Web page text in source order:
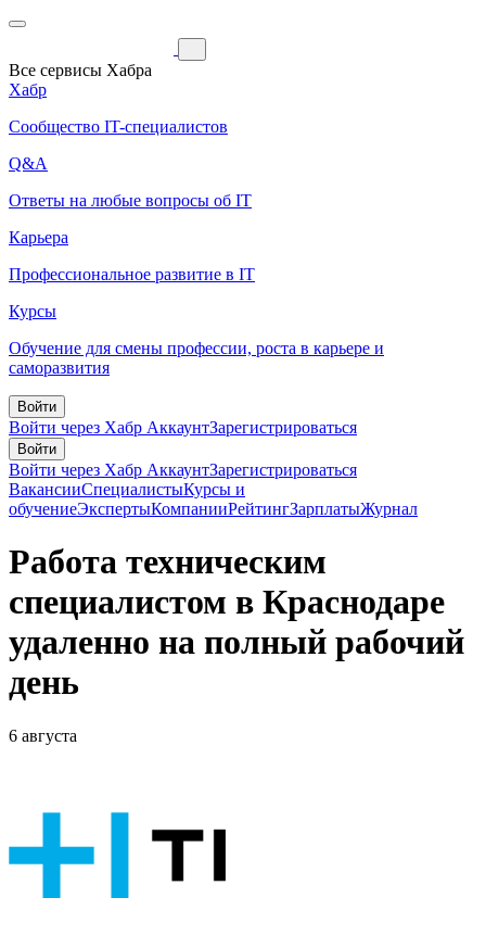
Все сервисы Хабра
Хабр
Сообщество IT-специалистов
Q&A
Ответы на любые вопросы об IT
Карьера
Профессиональное развитие в IT
Курсы
Обучение для смены профессии, роста в карьере и
саморазвития
Войти
Войти через Хабр АккаунтЗарегистрироваться
Войти
Войти через Хабр АккаунтЗарегистрироваться
ВакансииСпециалистыКурсы и
обучениеЭкспертыКомпанииРейтингЗарплатыЖурнал
Работа техническим
специалистом в Краснодаре
удаленно на полный рабочий
день
6 августа